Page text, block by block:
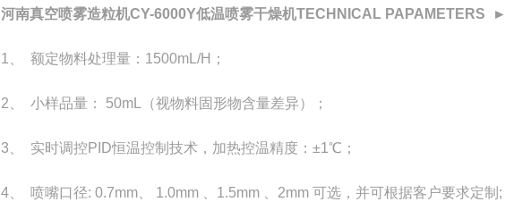
河南真空喷雾造粒机CY-6000Y低温喷雾干燥机TECHNICAL PAPAMETERS ►
1 、 额定物料处理量：1500mL/H；
2 、 小样品量： 50mL（视物料固形物含量差异）；
3 、 实时调控PID恒温控制技术，加热控温精度：±1℃；
4 、 喷嘴口径: 0.7mm、 1.0mm 、1.5mm 、2mm 可选，并可根据客户要求定制;